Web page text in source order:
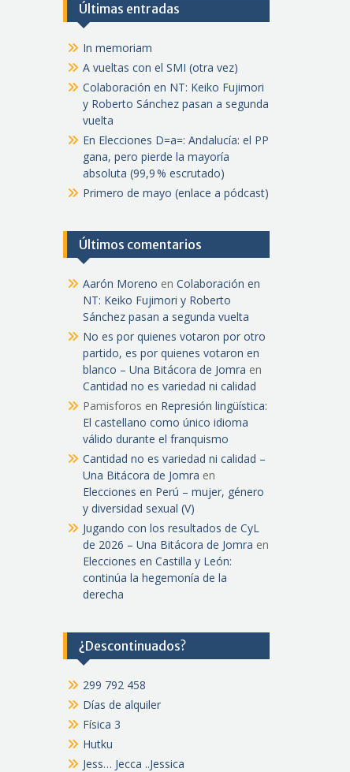
Últimas entradas
In memoriam
A vueltas con el SMI (otra vez)
Colaboración en NT: Keiko Fujimori
y Roberto Sánchez pasan a segunda
vuelta
En Elecciones D=a=: Andalucía: el PP
gana, pero pierde la mayoría
absoluta (99,9 % escrutado)
Primero de mayo (enlace a pódcast)
Últimos comentarios
Aarón Moreno en Colaboración en
NT: Keiko Fujimori y Roberto
Sánchez pasan a segunda vuelta
No es por quienes votaron por otro
partido, es por quienes votaron en
blanco – Una Bitácora de Jomra en
Cantidad no es variedad ni calidad
Pamisforos en Represión lingüística:
El castellano como único idioma
válido durante el franquismo
Cantidad no es variedad ni calidad –
Una Bitácora de Jomra en
Elecciones en Perú – mujer, género
y diversidad sexual (V)
Jugando con los resultados de CyL
de 2026 – Una Bitácora de Jomra en
Elecciones en Castilla y León:
continúa la hegemonía de la
derecha
¿Descontinuados?
299 792 458
Días de alquiler
Física 3
Hutku
Jess… Jecca ..Jessica